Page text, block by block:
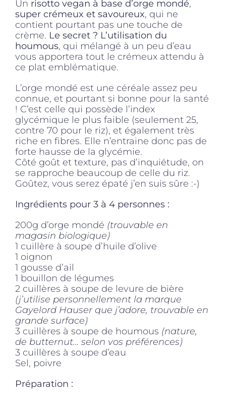
Offres
Un risotto vegan à base d’orge mondé,
super crémeux et savoureux, qui ne
contient pourtant pas une touche de
crème. Le secret ? L’utilisation du
houmous, qui mélangé à un peu d’eau
vous apportera tout le crémeux attendu à
ce plat emblématique.
L’orge mondé est une céréale assez peu
connue, et pourtant si bonne pour la santé
! C’est celle qui possède l’index
glycémique le plus faible (seulement 25,
contre 70 pour le riz), et également très
riche en fibres. Elle n’entraine donc pas de
forte hausse de la glycémie.
Côté goût et texture, pas d’inquiétude, on
se rapproche beaucoup de celle du riz.
Goûtez, vous serez épaté j’en suis sûre :-)
Ingrédients pour 3 à 4 personnes :
200g d’orge mondé (trouvable en
magasin biologique)
1 cuillère à soupe d’huile d’olive
1 oignon
1 gousse d’ail
1 bouillon de légumes
2 cuillères à soupe de levure de bière
(j’utilise personnellement la marque
Gayelord Hauser que j’adore, trouvable en
grande surface)
3 cuillères à soupe de houmous (nature,
de butternut… selon vos préférences)
3 cuillères à soupe d’eau
Sel, poivre
Préparation :